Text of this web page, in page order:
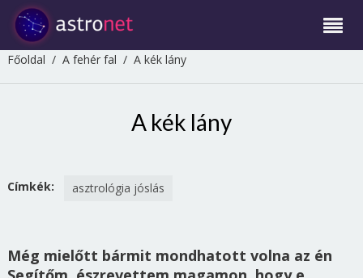
Főoldal / A fehér fal / A kék lány
A kék lány
Címkék: asztrológia jóslás
Még mielőtt bármit mondhatott volna az én